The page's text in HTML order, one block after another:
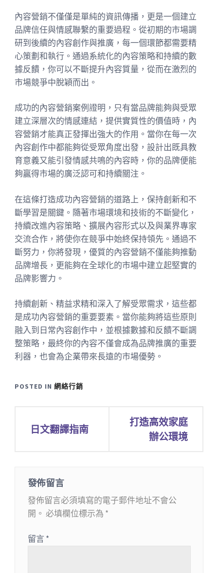
內容營銷不僅僅是單純的資訊傳播，更是一個建立
品牌信任與情感聯繫的重要過程。從初期的市場調
研到後續的內容創作與推廣，每一個環節都需要精
心策劃和執行。通過系統化的內容策略和持續的數
據反饋，你可以不斷提升內容質量，從而在激烈的
市場競爭中脫穎而出。
成功的內容營銷案例證明，只有當品牌能夠與受眾
建立深層次的情感連結，提供實質性的價值時，內
容營銷才能真正發揮出強大的作用。當你在每一次
內容創作中都能夠從受眾角度出發，設計出既具教
育意義又能引發情感共鳴的內容時，你的品牌便能
夠贏得市場的廣泛認可和持續關注。
在這條打造成功內容營銷的道路上，保持創新和不
斷學習是關鍵。隨著市場環境和技術的不斷變化，
持續改進內容策略、擴展內容形式以及與業界專家
交流合作，將使你在競爭中始終保持領先。通過不
斷努力，你將發現，優質的內容營銷不僅能夠推動
品牌增長，更能夠在全球化的市場中建立起堅實的
品牌影響力。
持續創新、精益求精和深入了解受眾需求，這些都
是成功內容營銷的重要要素。當你能夠將這些原則
融入到日常內容創作中，並根據數據和反饋不斷調
整策略，最終你的內容不僅會成為品牌推廣的重要
利器，也會為企業帶來長遠的市場優勢。
POSTED IN 網絡行銷
日文翻譯指南
打造高效家庭
辦公環境
發佈留言
發佈留言必須填寫的電子郵件地址不會公
開。 必填欄位標示為 *
留言*